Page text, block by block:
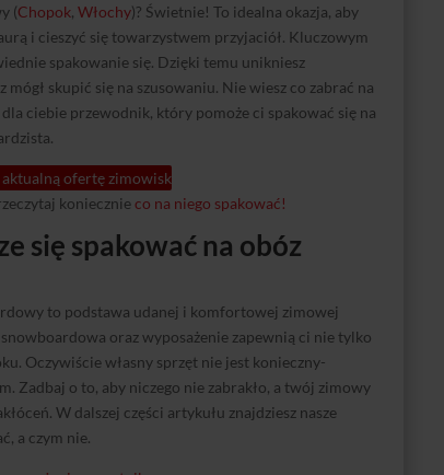
(Chopok, Włochy)? Świetnie! To idealna okazja, aby
i cieszyć się towarzystwem przyjaciół. Kluczowym
spakowanie się. Dzięki temu unikniesz
skupić się na szusowaniu. Nie wiesz co zabrać na
ciebie przewodnik, który pomoże ci spakować się na
aktualną ofertę zimowisk
koniecznieco na niego spakować!
się spakować na obóz
to podstawa udanej i komfortowej zimowej
oraz wyposażenie zapewnią ci nie tylko
Oczywiście własny sprzęt nie jest konieczny-
Zadbaj o to, aby niczego nie zabrakło, a twój zimowy
W dalszej części artykułu znajdziesz nasze
a czym nie.